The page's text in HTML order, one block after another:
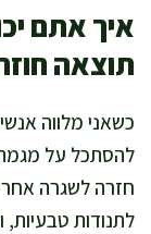
איך אתם
תוצאה
כשאני מלווה
להסתכל על מגמה
חזרה לשגרה אחרי
לתנודות טבעיות,